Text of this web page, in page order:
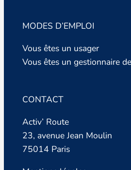
MODES D’EMPLOI
Vous êtes un usager
Vous êtes un gestionnaire
CONTACT
Activ’ Route
23, avenue Jean Moulin
75014 Paris